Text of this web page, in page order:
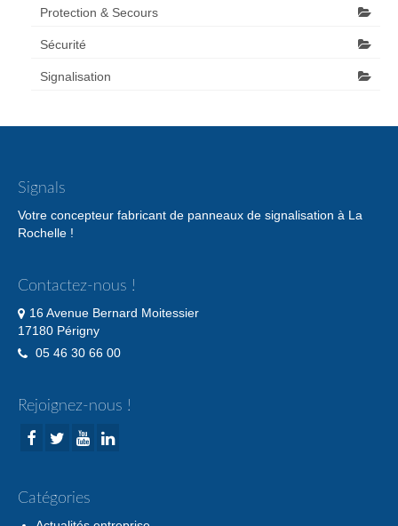
Protection & Secours
Sécurité
Signalisation
Signals
Votre concepteur fabricant de panneaux de signalisation à La
Rochelle !
Contactez-nous !
16 Avenue Bernard Moitessier
17180 Périgny
05 46 30 66 00
Rejoignez-nous !
Catégories